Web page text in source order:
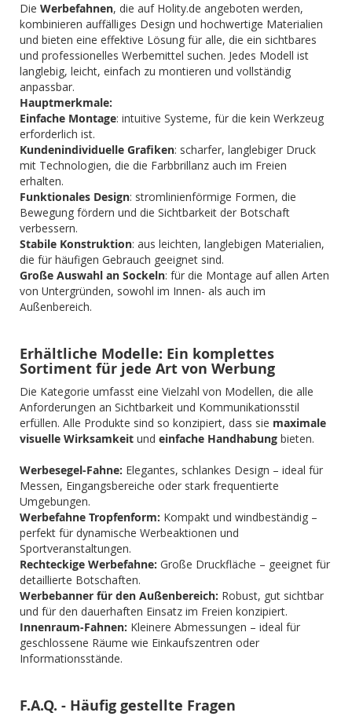
Die Werbefahnen, die auf Holity.de angeboten werden,
kombinieren auffälliges Design und hochwertige Materialien
und bieten eine effektive Lösung für alle, die ein sichtbares
und professionelles Werbemittel suchen. Jedes Modell ist
langlebig, leicht, einfach zu montieren und vollständig
anpassbar.
Hauptmerkmale:
Einfache Montage: intuitive Systeme, für die kein Werkzeug
erforderlich ist.
Kundenindividuelle Grafiken: scharfer, langlebiger Druck
mit Technologien, die die Farbbrillanz auch im Freien
erhalten.
Funktionales Design: stromlinienförmige Formen, die
Bewegung fördern und die Sichtbarkeit der Botschaft
verbessern.
Stabile Konstruktion: aus leichten, langlebigen Materialien,
die für häufigen Gebrauch geeignet sind.
Große Auswahl an Sockeln: für die Montage auf allen Arten
von Untergründen, sowohl im Innen- als auch im
Außenbereich.
Erhältliche Modelle: Ein komplettes
Sortiment für jede Art von Werbung
Die Kategorie umfasst eine Vielzahl von Modellen, die alle
Anforderungen an Sichtbarkeit und Kommunikationsstil
erfüllen. Alle Produkte sind so konzipiert, dass sie maximale
visuelle Wirksamkeit und einfache Handhabung bieten.
Werbesegel-Fahne: Elegantes, schlankes Design – ideal für
Messen, Eingangsbereiche oder stark frequentierte
Umgebungen.
Werbefahne Tropfenform: Kompakt und windbeständig –
perfekt für dynamische Werbeaktionen und
Sportveranstaltungen.
Rechteckige Werbefahne: Große Druckfläche – geeignet für
detaillierte Botschaften.
Werbebanner für den Außenbereich: Robust, gut sichtbar
und für den dauerhaften Einsatz im Freien konzipiert.
Innenraum-Fahnen: Kleinere Abmessungen – ideal für
geschlossene Räume wie Einkaufszentren oder
Informationsstände.
F.A.Q. - Häufig gestellte Fragen